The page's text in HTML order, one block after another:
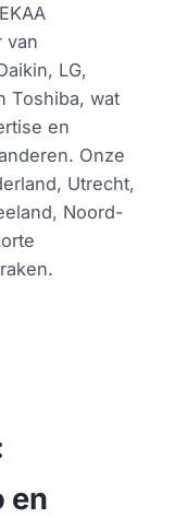
van
LG,
Toshiba, wat
en
Onze
Utrecht,
Noord-
en